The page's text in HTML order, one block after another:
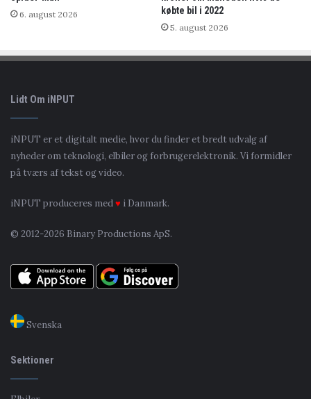
6. august 2026
købte bil i 2022
5. august 2026
Lidt Om iNPUT
iNPUT er et digitalt medie, hvor du finder et bredt udvalg af
nyheder om teknologi, elbiler og forbrugerelektronik. Vi formidler
på tværs af tekst og video.
iNPUT produceres med♥ i Danmark.
© 2012-2026 Binary Productions ApS.
Svenska
Sektioner